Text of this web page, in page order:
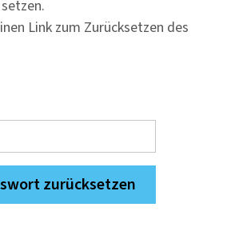
Link zum Zurücksetzen des
zurücksetzen